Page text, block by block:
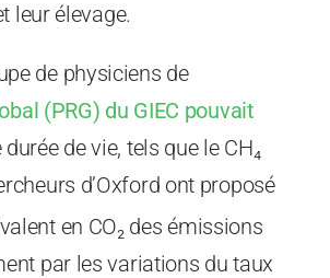
leur élevage.
de physiciens de
(PRG) du GIEC pouvait
de vie, tels que le CH₄
d’Oxford ont proposé
en CO₂ des émissions
par les variations du taux